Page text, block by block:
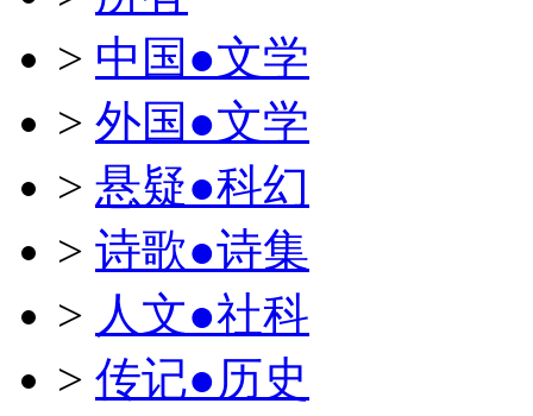
> 中国●文学
> 外国●文学
> 悬疑●科幻
> 诗歌●诗集
> 人文●社科
> 传记●历史